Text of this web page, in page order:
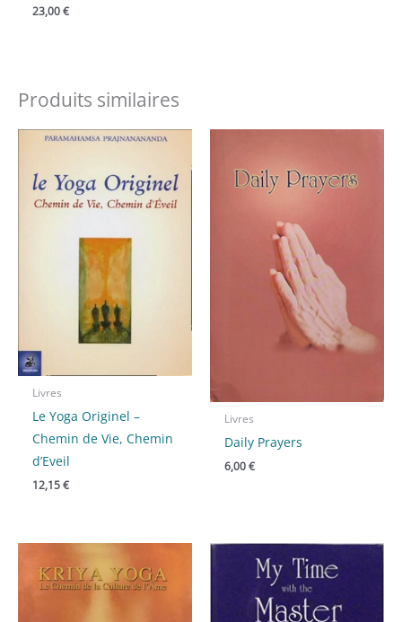
23,00€
Produits similaires
Livres
Le Yoga Originel –
Chemin de Vie, Chemin
d’Eveil
12,15€
Livres
Daily Prayers
6,00€